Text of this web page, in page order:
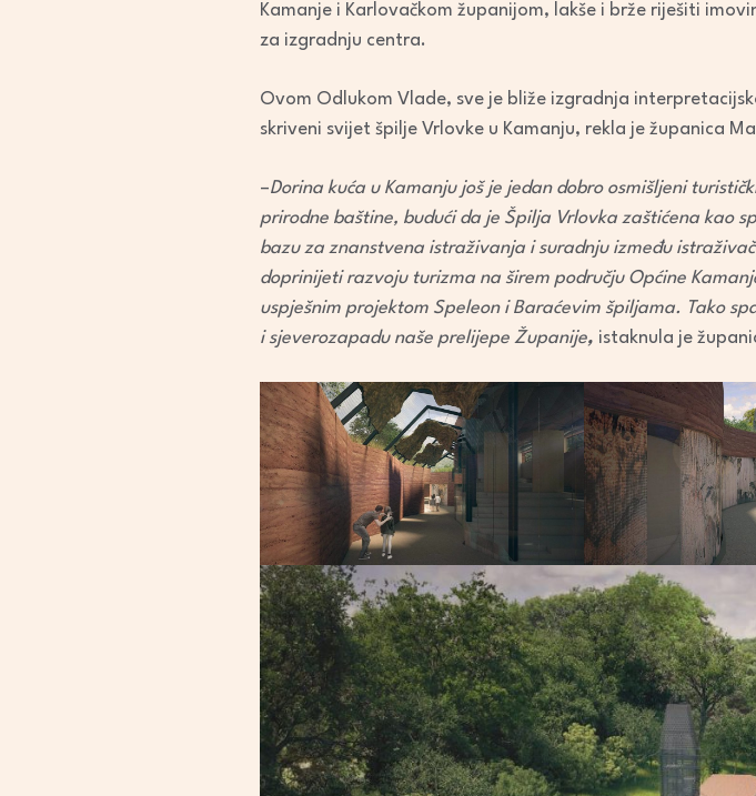
Kamanje i Karlovačkom županijom, lakše i brže riješiti
za izgradnju centra.
Ovom Odlukom Vlade, sve je bliže izgradnja
skriveni svijet špilje Vrlovke u Kamanju, rekla je županica
–Dorina kuća u Kamanju još je jedan dobro osmišljeni
prirodne baštine, budući da je Špilja Vrlovka zaštićena kao
bazu za znanstvena istraživanja i suradnju između
doprinijeti razvoju turizma na širem području Općine
uspješnim projektom Speleon i Baraćevim špiljama. Tako
i sjeverozapadu naše prelijepe Županije, istaknula je